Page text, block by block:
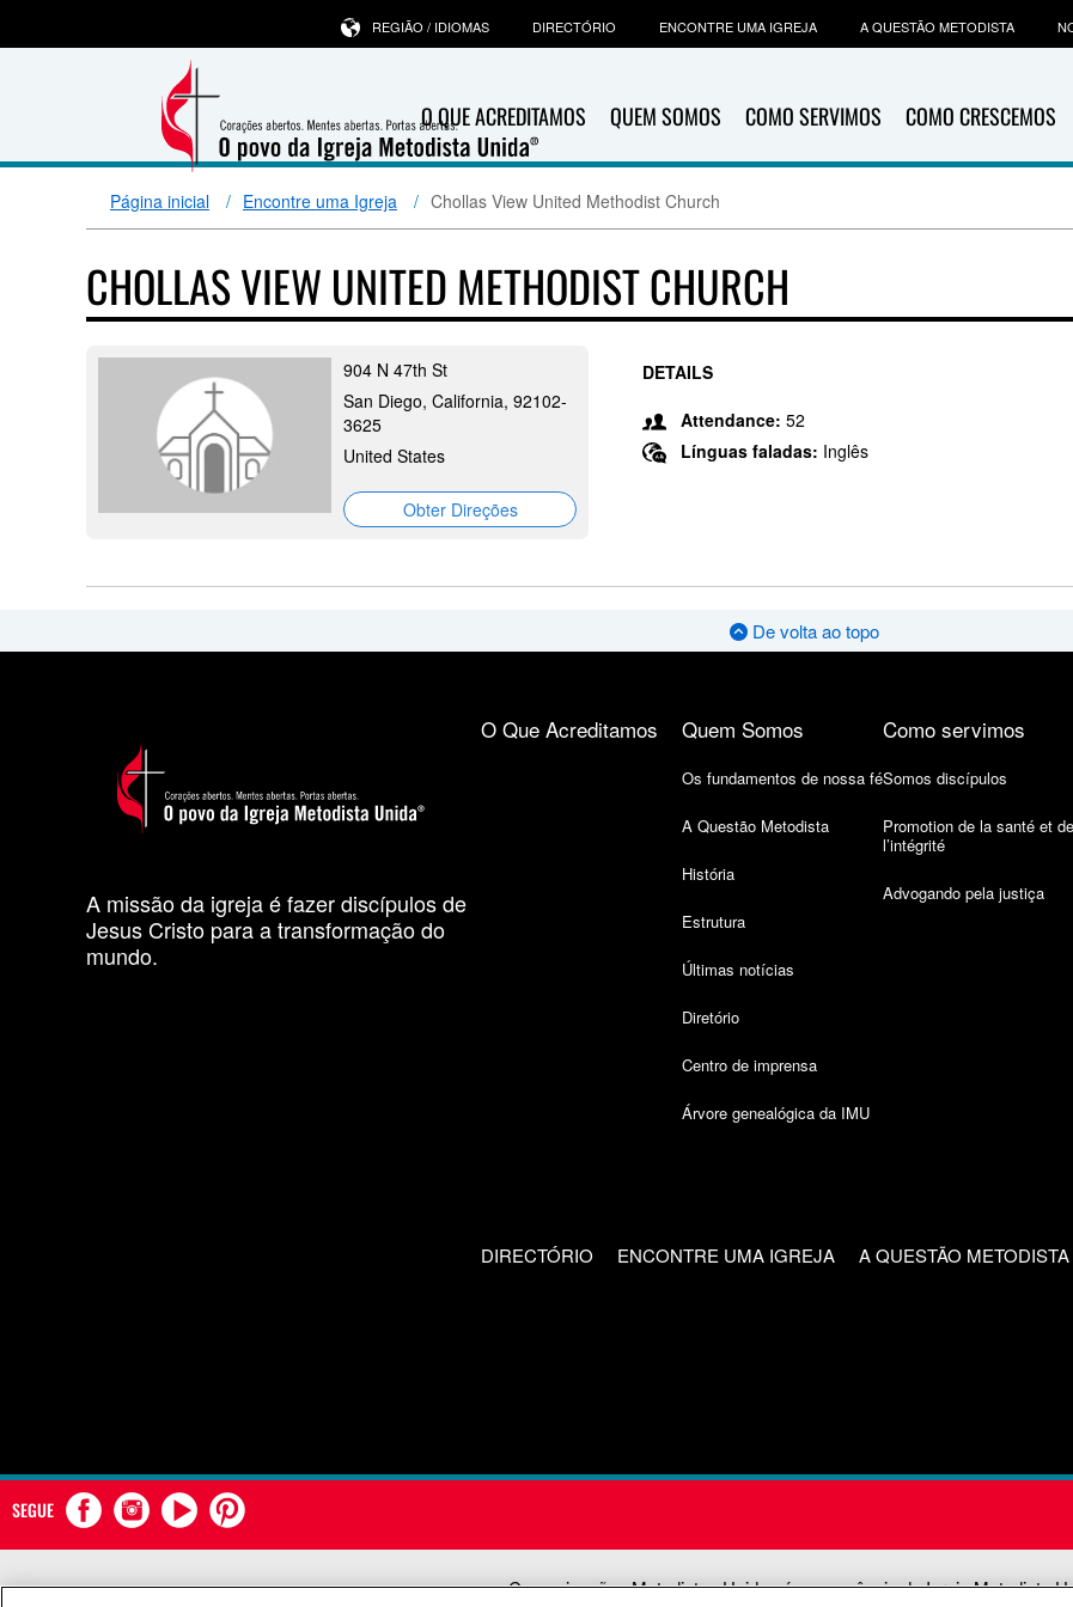
O QUE ACREDITAMOS QUEM SOMOS COMO SERVIMOS COMO CRESCEMOS
REGIÃO / IDIOMAS DIRECTÓRIO ENCONTRE UMA IGREJA A QUESTÃO METODISTA
Página inicial Encontre uma Igreja Chollas View United Methodist Church
CHOLLAS VIEW UNITED METHODIST CHURCH
904 N 47th St
San Diego, California, 92102-
3625
United States
Obter Direções
DETAILS
Attendance: 52
Línguas faladas: Inglês
De volta ao topo
A missão da igreja é fazer discípulos de
Jesus Cristo para a transformação do
mundo.
O Que Acreditamos Quem Somos
Os fundamentos de nossa fé
A Questão Metodista
História
Estrutura
Últimas notícias
Diretório
Centro de imprensa
Árvore genealógica da IMU
Como servimos
Somos discípulos
Promotion de la santé et de
l’intégrité
Advogando pela justiça
DIRECTÓRIO ENCONTRE UMA IGREJA A QUESTÃO METODISTA
SEGUE
Comunicações Metodistas Unidas é uma agência da Igreja Metodista